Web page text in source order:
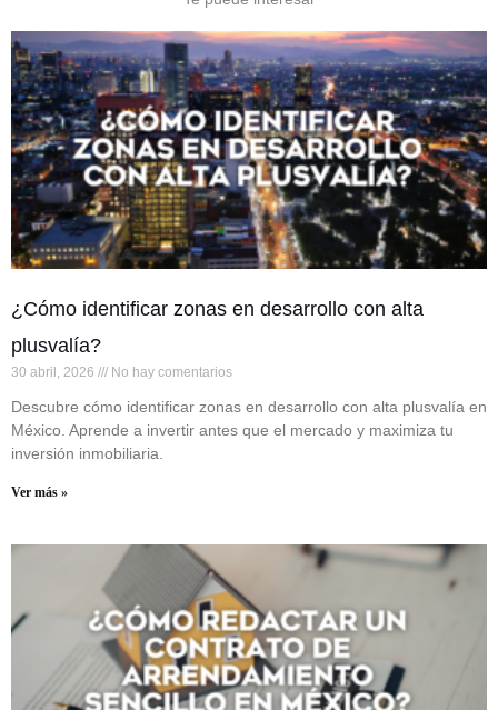
¿Cómo identificar zonas en desarrollo con alta
plusvalía?
30 abril, 2026 No hay comentarios
Descubre cómo identificar zonas en desarrollo con alta plusvalía en
México. Aprende a invertir antes que el mercado y maximiza tu
inversión inmobiliaria.
Ver más »